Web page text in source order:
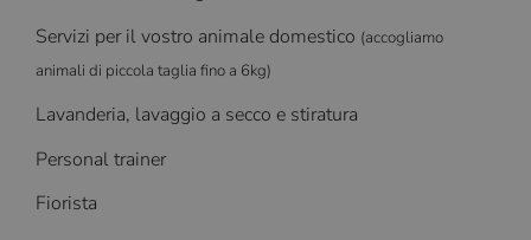
Servizi per il vostro animale domestico (accogliamo
animali di piccola taglia fino a 6kg)
Lavanderia, lavaggio a secco e stiratura
Personal trainer
Fiorista